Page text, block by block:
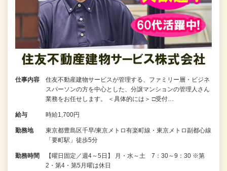
仕事内容
住友不動産建物サービスが管理する、ファミリー層・ビジネ
スパーソンの方を中心とした、分譲マンションの管理人さん
業務をお任せします。 ＜具体的には＞ □受付…
給与 時給1,700円
勤務地
東京都豊島区千早/東京メトロ有楽町線・東京メトロ副都心線
「要町駅」徒歩5分
勤務時間
【曜日固定／週4～5日】 月・水～土 7：30～9：30 ※第
2・第4・第5月曜は休日